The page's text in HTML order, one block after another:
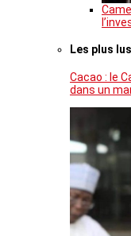
Les plus lus
Cacao : le
dans un